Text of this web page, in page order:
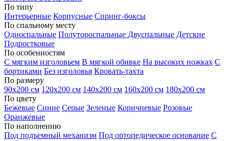
По типу
Интерьерные Корпусные Спринг-боксы
По спальному месту
Односпальные Полутороспальные Двуспальные Детские
Подростковые
По особенностям
С мягким изголовьем В мягкой обивке На высоких ножках С
бортиками Без изголовья Кровать-тахта
По размеру
90х200 см 120х200 см 140х200 см 160х200 см 180х200 см
По цвету
Бежевые Синие Серые Зеленые Коричневые Розовые
Оранжевые
По наполнению
Под подъемный механизм Под ортопедическое основание С